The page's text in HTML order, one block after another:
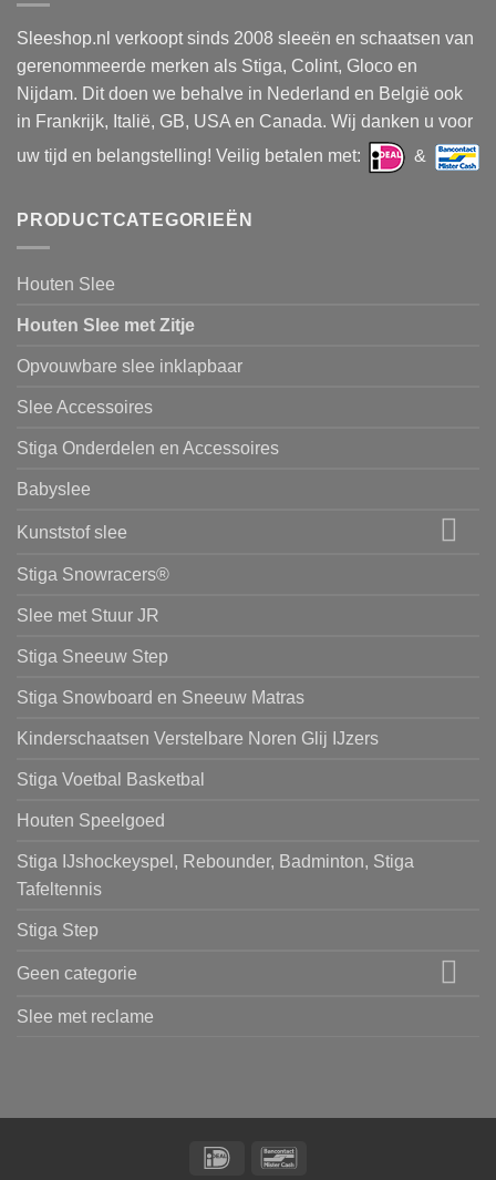
Sleeshop.nl verkoopt sinds 2008 sleeën en schaatsen van
gerenommeerde merken als Stiga, Colint, Gloco en
Nijdam. Dit doen we behalve in Nederland en België ook
in Frankrijk, Italië, GB, USA en Canada. Wij danken u voor
uw tijd en belangstelling! Veilig betalen met:
&
PRODUCTCATEGORIEËN
Houten Slee
Houten Slee met Zitje
Opvouwbare slee inklapbaar
Slee Accessoires
Stiga Onderdelen en Accessoires
Babyslee
Kunststof slee
Stiga Snowracers®
Slee met Stuur JR
Stiga Sneeuw Step
Stiga Snowboard en Sneeuw Matras
Kinderschaatsen Verstelbare Noren Glij IJzers
Stiga Voetbal Basketbal
Houten Speelgoed
Stiga IJshockeyspel, Rebounder, Badminton, Stiga
Tafeltennis
Stiga Step
Geen categorie
Slee met reclame
IDeal